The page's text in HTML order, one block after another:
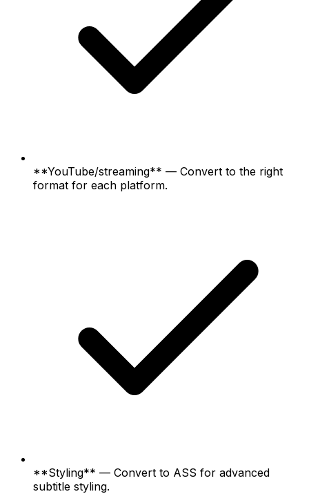
**YouTube/streaming** — Convert to the right
format for each platform.
**Styling** — Convert to ASS for advanced
subtitle styling.